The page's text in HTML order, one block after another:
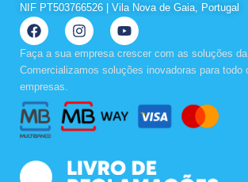
NIF PT503766526 | Vila Nova de Gaia, Portugal
F
a
c
e
o
o
k
I
n
s
t
r
a
m
Y
o
u
t
u
e
Faça a sua empresa crescer com as soluções da
Comercializamos soluções inovadoras para todo
empresas.